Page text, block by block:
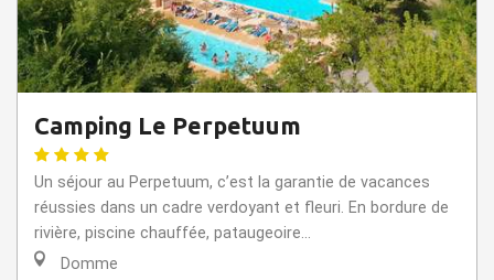
Camping Le Perpetuum
Un séjour au Perpetuum, c’est la garantie de vacances
réussies dans un cadre verdoyant et fleuri. En bordure de
rivière, piscine chauffée, pataugeoire...
Domme